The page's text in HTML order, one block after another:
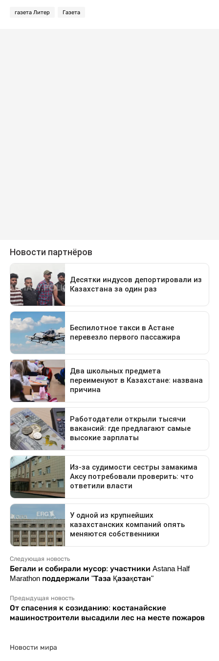
газета Литер Газета
Следующая новость
Бегали и собирали мусор: участники Astana Half
Marathon поддержали "Таза Қазақстан"
Предыдущая новость
От спасения к созиданию: костанайские
машиностроители высадили лес на месте пожаров
Новости мира